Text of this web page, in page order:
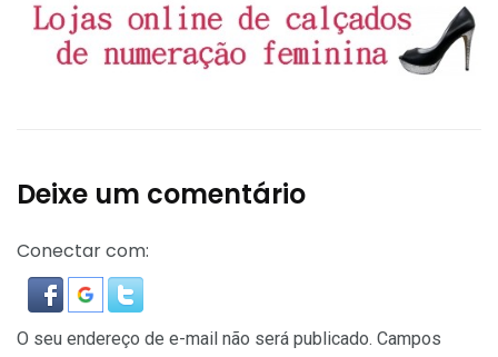
Deixe um comentário
Conectar com:
O seu endereço de e-mail não será publicado. Campos